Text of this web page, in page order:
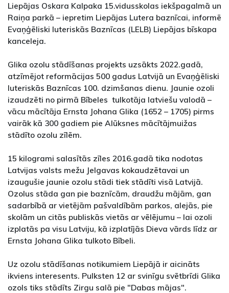
Liepājas Oskara Kalpaka 15.vidusskolas iekšpagalmā un
Raiņa parkā – iepretim Liepājas Lutera baznīcai, informē
Evaņģēliski luteriskās Baznīcas (LELB) Liepājas bīskapa
kanceleja.
Glika ozolu stādīšanas projekts uzsākts 2022.gadā,
atzīmējot reformācijas 500 gadus Latvijā un Evaņģēliski
luteriskās Baznīcas 100. dzimšanas dienu. Jaunie ozoli
izaudzēti no pirmā Bībeles tulkotāja latviešu valodā –
vācu mācītāja Ernsta Johana Glika (1652 – 1705) pirms
vairāk kā 300 gadiem pie Alūksnes mācītājmuižas
stādīto ozolu zīlēm.
15 kilogrami salasītās zīles 2016.gadā tika nodotas
Latvijas valsts mežu Jelgavas kokaudzētavai un
izaugušie jaunie ozolu stādi tiek stādīti visā Latvijā.
Ozolus stāda gan pie baznīcām, draudžu mājām, gan
sadarbībā ar vietējām pašvaldībām parkos, alejās, pie
skolām un citās publiskās vietās ar vēlējumu – lai ozoli
izplatās pa visu Latviju, kā izplatījās Dieva vārds līdz ar
Ernsta Johana Glika tulkoto Bībeli.
Uz ozolu stādīšanas notikumiem Liepājā ir aicināts
ikviens interesents. Pulksten 12 ar svinīgu svētbrīdi Glika
ozols tiks stādīts Zirgu salā pie "Dabas mājas".